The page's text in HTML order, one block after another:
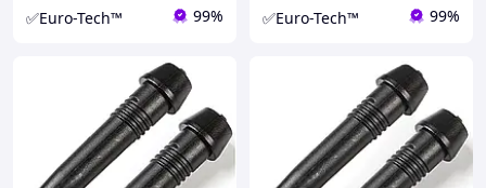
✅Euro-Tech™ 99% ✅Euro-Tech™ 99%